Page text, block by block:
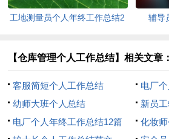
工地测量员个人年终工作总结2
辅导
【仓库管理个人工作总结】相关文章：
客服简短个人工作总结
电厂
幼师大班个人总结
新员
电厂个人年终工作总结12篇
化妆